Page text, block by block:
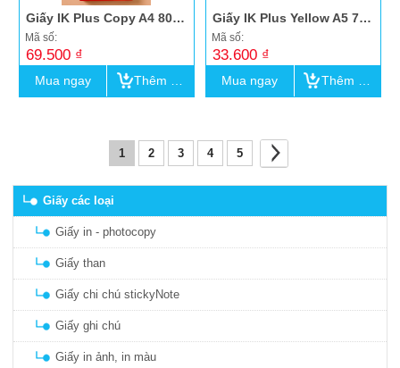
Giấy IK Plus Copy A4 80 (đỏ)
Mã số:
69.500 ₫
Mua ngay
Giấy IK Plus Yellow A5 70 (Indo)
Mã số:
33.600 ₫
Mua ngay
1 2 3 4 5
Giấy các loại
Giấy in - photocopy
Giấy than
Giấy chi chú stickyNote
Giấy ghi chú
Giấy in ảnh, in màu